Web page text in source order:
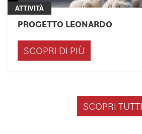
ATTIVITÀ
PROGETTO LEONARDO
SCOPRI DI PIÙ
SCOPRI TUTTI